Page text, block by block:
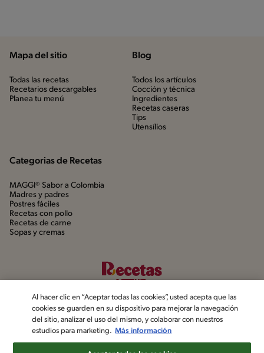
Mapa del sitio
Todas las recetas
Recetarios descargables
Planea tu menú
Blog
Todos los artículos
Cocción y técnica
Ingredientes
Recetas caseras
Tips
Utensílios
Categorias de Recetas
MAGGI® Sabor a Colombia
Madres y padres
Postres fáciles
Recetas con pollo
Recetas de carne
Sopas y cremas
Al hacer clic en “Aceptar todas las cookies”, usted acepta que las
cookies se guarden en su dispositivo para mejorar la navegación
del sitio, analizar el uso del mismo, y colaborar con nuestros
estudios para marketing. Más información